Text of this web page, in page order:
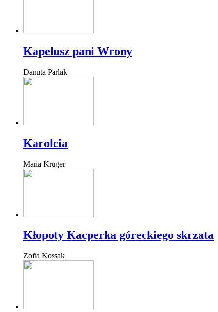
Kapelusz pani Wrony
Danuta Parlak
Karolcia
Maria Krüger
Kłopoty Kacperka góreckiego skrzata
Zofia Kossak